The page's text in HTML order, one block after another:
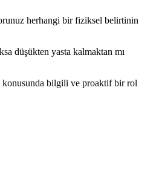
herhangi bir fiziksel belirtinin
düşükten yasta kalmaktan mı
konusunda bilgili ve proaktif bir rol